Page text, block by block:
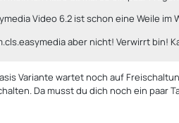
Video 6.2 ist schon eine Weile
aber nicht! Verwirrt bin!
Variante wartet noch auf
Da musst du dich noch ein paar